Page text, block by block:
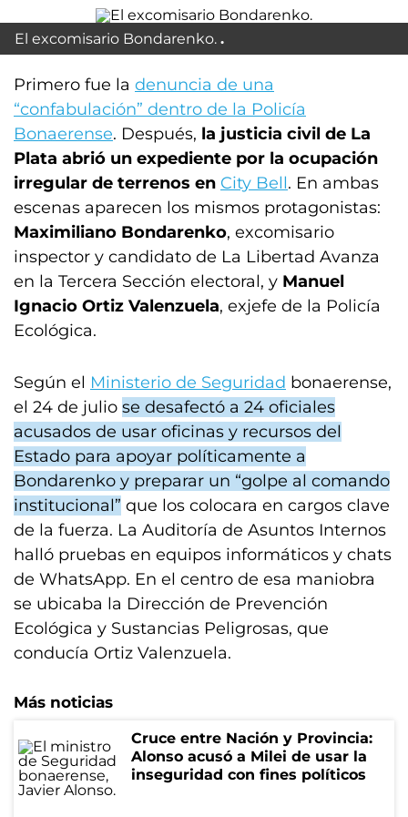
El excomisario Bondarenko.
Primero fue la denuncia de una
“confabulación” dentro de la Policía
Bonaerense. Después, la justicia civil de La
Plata abrió un expediente por la ocupación
irregular de terrenos en City Bell. En ambas
escenas aparecen los mismos protagonistas:
Maximiliano Bondarenko, excomisario
inspector y candidato de La Libertad Avanza
en la Tercera Sección electoral, y Manuel
Ignacio Ortiz Valenzuela, exjefe de la Policía
Ecológica.
Según el Ministerio de Seguridad bonaerense,
el 24 de julio se desafectó a 24 oficiales
acusados de usar oficinas y recursos del
Estado para apoyar políticamente a
Bondarenko y preparar un “golpe al comando
institucional” que los colocara en cargos clave
de la fuerza. La Auditoría de Asuntos Internos
halló pruebas en equipos informáticos y chats
de WhatsApp. En el centro de esa maniobra
se ubicaba la Dirección de Prevención
Ecológica y Sustancias Peligrosas, que
conducía Ortiz Valenzuela.
Más noticias
Cruce entre Nación y Provincia:
Alonso acusó a Milei de usar la
inseguridad con fines políticos